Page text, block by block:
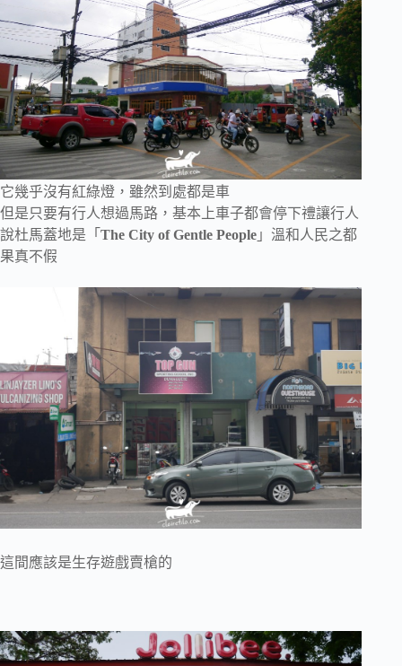
它幾乎沒有紅綠燈，雖然到處都是車
但是只要有行人想過馬路，基本上車子都會停下禮讓行人
說杜馬蓋地是「 The City of Gentle People 」溫和人民之都
果真不假
這間應該是生存遊戲賣槍的